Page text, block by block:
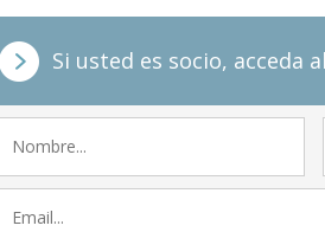
Si usted es socio,